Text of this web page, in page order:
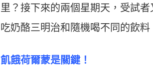
里？接下來的兩個星期天，受試
吃奶酪三明治和隨機喝不同的飲料
飢餓荷爾蒙是關鍵！